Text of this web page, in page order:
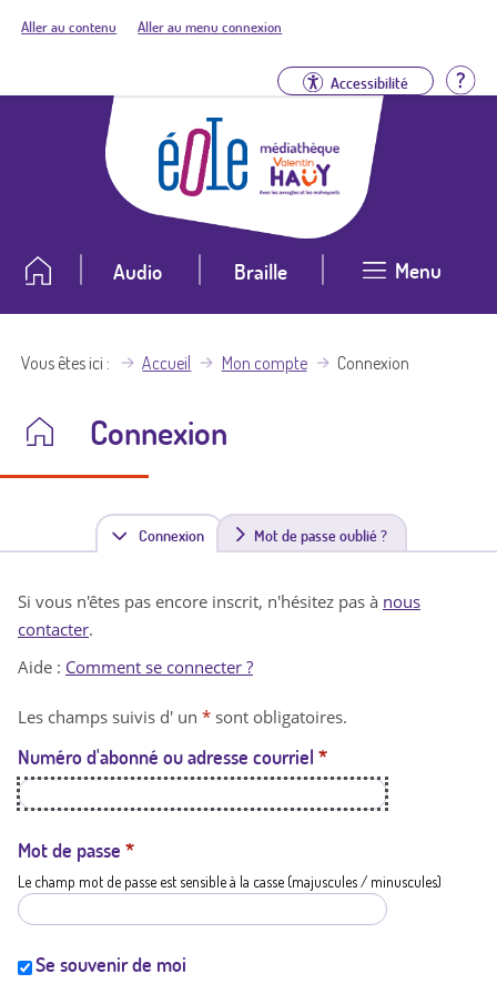
Aller au contenu Aller au menu connexion
Accessibilité
Audio Braille Menu
Vous êtes ici Accueil Mon compte Connexion
Connexion
Connexion(
n
t
a
t
i
Mot de passe oublié ?
Si vous n'êtes pas encore inscrit, n'hésitez pas à nous
contacter.
Aide : Comment se connecter ?
Les champs suivis d' un * sont obligatoires.
Numéro d'abonné ou adresse courriel *
Mot de passe *
Le champ mot de passe est sensible à la casse (majuscules / minuscules)
Se souvenir de moi